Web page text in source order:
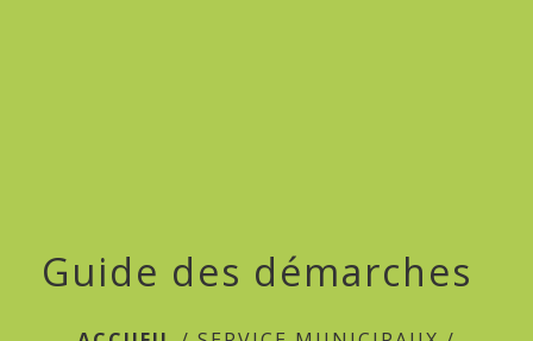
Guide des démarches